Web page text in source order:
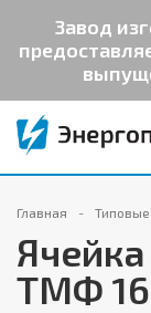
Завод
Главная
ТМФ